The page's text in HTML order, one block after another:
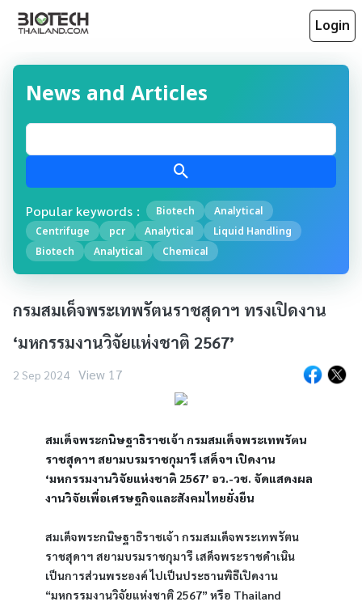
Login
News and Articles
Popular keywords : Biotech
Analytical
Centrifuge
pcr Analytical
Liquid Handling
Biotech
Analytical Chemical
กรมสมเด็จพระเทพรัตนราชสุดาฯ ทรงเปิดงาน
‘มหกรรมงานวิจัยแห่งชาติ 2567’
2 Sep 2024 View 17
สมเด็จพระกนิษฐาธิราชเจ้า กรมสมเด็จพระเทพรัตน
ราชสุดาฯ สยามบรมราชกุมารี เสด็จฯ เปิดงาน
‘มหกรรมงานวิจัยแห่งชาติ 2567’ อว.-วช. จัดแสดงผล
งานวิจัยเพื่อเศรษฐกิจและสังคมไทยยั่งยืน
สมเด็จพระกนิษฐาธิราชเจ้า กรมสมเด็จพระเทพรัตน
ราชสุดาฯ สยามบรมราชกุมารี เสด็จพระราชดำเนิน
เป็นการส่วนพระองค์ ไปเป็นประธานพิธีเปิดงาน
“มหกรรมงานวิจัยแห่งชาติ 2567” หรือ Thailand